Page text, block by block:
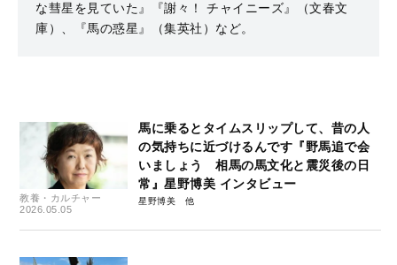
な彗星を見ていた』『謝々！ チャイニーズ』（文春文
庫）、『馬の惑星』（集英社）など。
教養・カルチャー
2026.05.05
馬に乗るとタイムスリップして、昔の人
の気持ちに近づけるんです『野馬追で会
いましょう 相馬の馬文化と震災後の日
常』星野博美 インタビュー
星野博美